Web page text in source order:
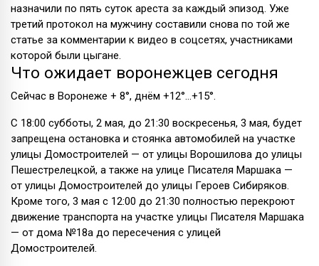
назначили по пять суток ареста за каждый эпизод. Уже
третий протокол на мужчину составили снова по той же
статье за комментарии к видео в соцсетях, участниками
которой были цыгане.
Что ожидает воронежцев сегодня
Сейчас в Воронеже + 8°, днём +12°...+15°.
С 18:00 субботы, 2 мая, до 21:30 воскресенья, 3 мая, будет
запрещена остановка и стоянка автомобилей на участке
улицы Домостроителей — от улицы Ворошилова до улицы
Пешестрелецкой, а также на улице Писателя Маршака —
от улицы Домостроителей до улицы Героев Сибиряков.
Кроме того, 3 мая с 12:00 до 21:30 полностью перекроют
движение транспорта на участке улицы Писателя Маршака
— от дома №18а до пересечения с улицей
Домостроителей.